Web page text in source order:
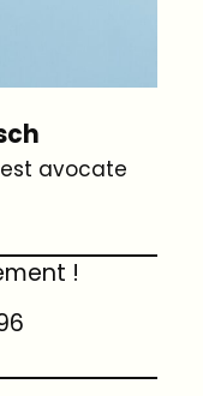
est avocate
!